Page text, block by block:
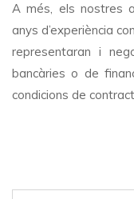
A més, els nostres
anys d’experiència
representaran i
bancàries o de
condicions de